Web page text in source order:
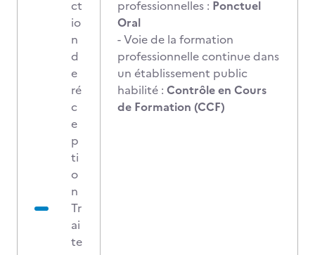
ct
io
n
d
e
ré
c
e
p
ti
o
n
Tr
ai
te
professionnelles : Ponctuel
Oral
- Voie de la formation
professionnelle continue dans
un établissement public
habilité : Contrôle en Cours
de Formation (CCF)